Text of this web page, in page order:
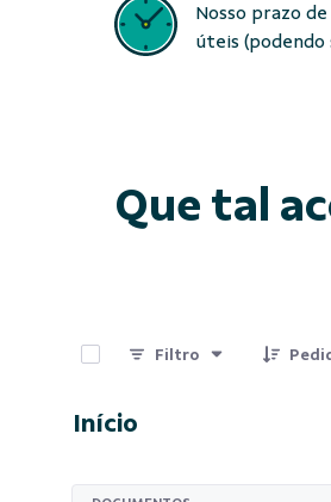
Nosso prazo
úteis (podendo
Que tal
Filtro
Início